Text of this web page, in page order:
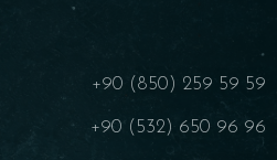
+90 (850) 259 59 59
+90 (532) 650 96 96